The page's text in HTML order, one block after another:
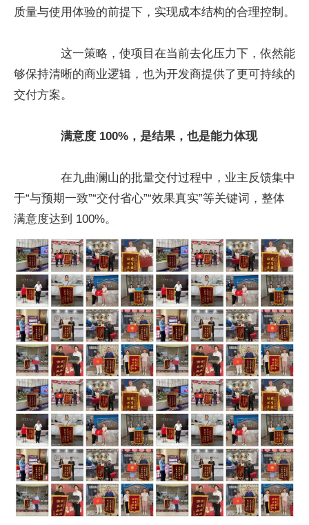
质量与使用体验的前提下，实现成本结构的合理控制。
这一策略，使项目在当前去化压力下，依然能
够保持清晰的商业逻辑，也为开发商提供了更可持续的
交付方案。
满意度 100%，是结果，也是能力体现
在九曲澜山的批量交付过程中，业主反馈集中
于“与预期一致”“交付省心”“效果真实”等关键词，整体
满意度达到 100%。